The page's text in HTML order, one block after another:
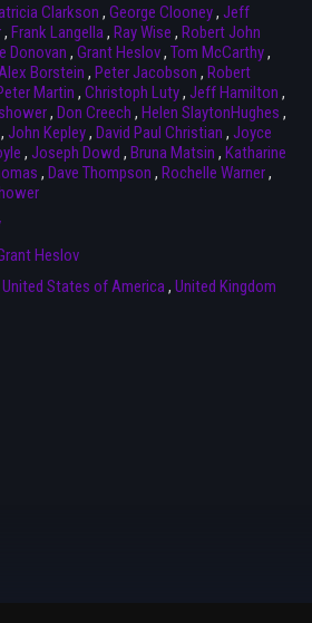
Clarkson , George Clooney, Jeff
, Frank Langella, Ray Wise , Robert John
Donovan , Grant Heslov, Tom McCarthy,
Borstein , Peter Jacobson , Robert
Martin , Christoph Luty, Jeff Hamilton ,
, Don Creech , Helen SlaytonHughes ,
, John Kepley, David Paul Christian , Joyce
, Joseph Dowd , Bruna Matsin , Katharine
, Dave Thompson , Rochelle Warner,
Heslov
United States of America, United Kingdom